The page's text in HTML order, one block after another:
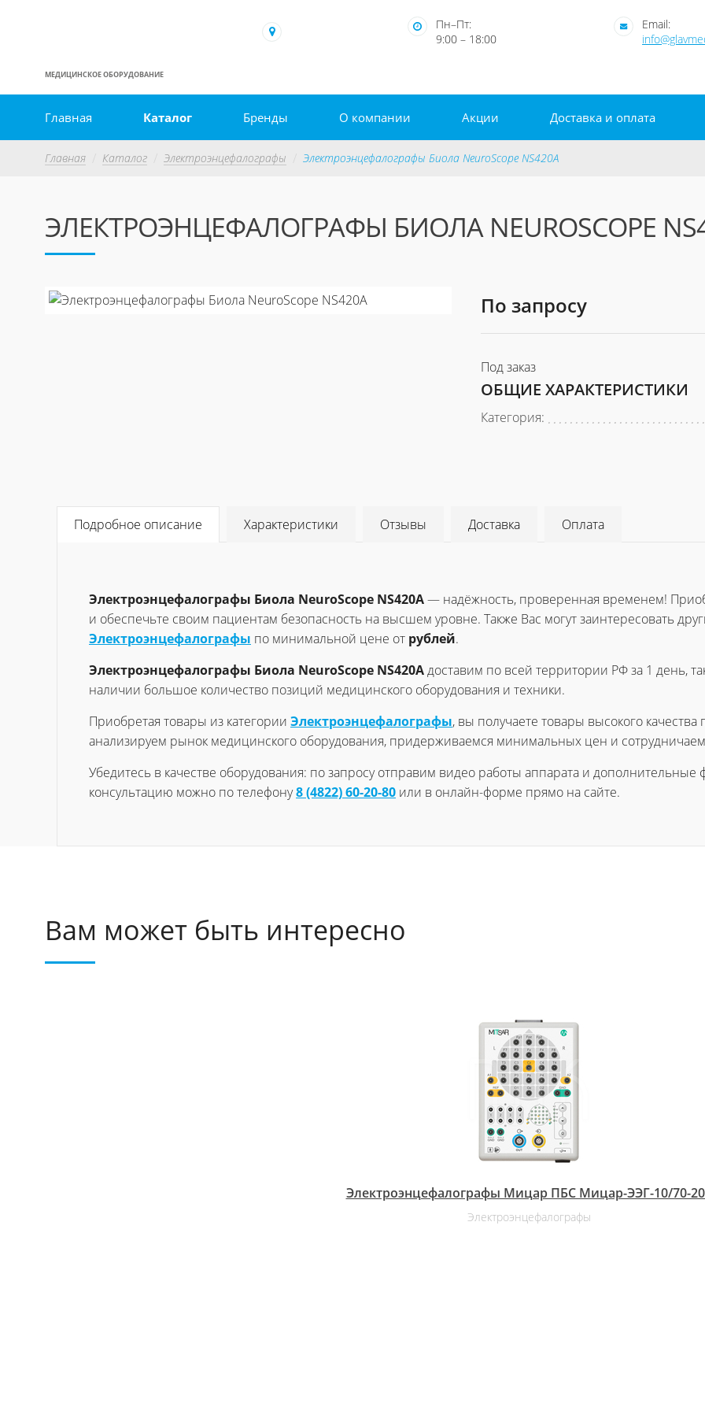
МЕДИЦИНСКОЕ ОБОРУДОВАНИЕ
Пн–Пт:
9:00 – 18:00
Email:
Главная Каталог Бренды О компании Акции Доставка и оплата
Главная Каталог Электроэнцефалографы Электроэнцефалографы Биола NeuroScope NS420А
ЭЛЕКТРОЭНЦЕФАЛОГРАФЫ БИОЛА NEUROSCOPE
По запросу
Под заказ
ОБЩИЕ ХАРАКТЕРИСТИКИ
Категория:
Подробное описание Характеристики Отзывы Доставка Оплата
Электроэнцефалографы Биола NeuroScope NS420А— надёжность, проверенная временем!
и обеспечьте своим пациентам безопасность на высшем уровне. Также Вас могут заинтересовать
Электроэнцефалографы по минимальной цене от рублей.
Электроэнцефалографы Биола NeuroScope NS420Адоставим по всей территории РФ за 1 день,
наличии большое количество позиций медицинского оборудования и техники.
Приобретая товары из категории Электроэнцефалографы, вы получаете товары высокого
анализируем рынок медицинского оборудования, придерживаемся минимальных цен и
Убедитесь в качестве оборудования: по запросу отправим видео работы аппарата и дополнительные
консультацию можно по телефону8 (4822) 60-20-80 или в онлайн-форме прямо на сайте.
Вам может быть интересно
Электроэнцефалографы Мицар ПБС Мицар-ЭЭГ-10/70-
Электроэнцефалографы